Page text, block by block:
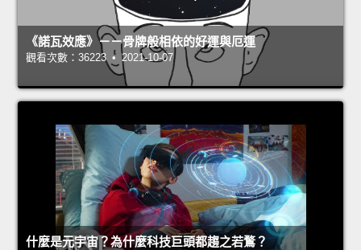
《諾瓦效應》－－骨牌般相依的好運與厄運
觀看次數：36223 • 2021-10-07
什麼是元宇宙？為什麼科技巨頭都趨之若鶩？